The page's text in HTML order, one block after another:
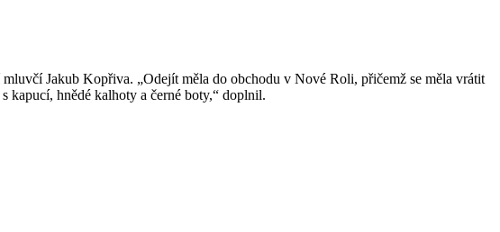
Jakub Kopřiva. „Odejít měla do obchodu v Nové Roli, přičemž se měla vrátit
kapucí, hnědé kalhoty a černé boty,“ doplnil.